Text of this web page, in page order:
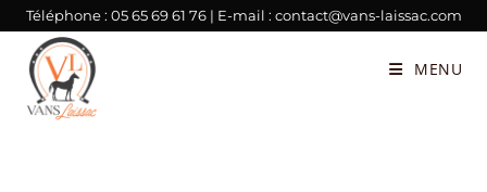
Téléphone : 05 65 69 61 76| E-mail : contact@vans-laissac.com
MENU